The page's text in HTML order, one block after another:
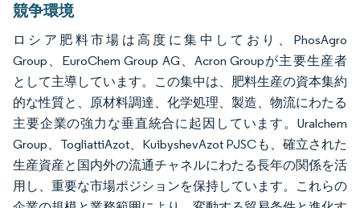
競争環境
ロシア肥料市場は高度に集中しており、PhosAgro
Group、EuroChem Group AG、Acron Groupが主要生産者
として主導しています。この集中は、肥料生産の資本集約
的な性質と、原材料調達、化学処理、製造、物流にわたる
主要企業の強力な垂直統合に起因しています。Uralchem
Group、TogliattiAzot、KuibyshevAzot PJSCも、確立された
生産資産と国内外の流通チャネルにわたる長年の関係を活
用し、重要な市場ポジションを保持しています。これらの